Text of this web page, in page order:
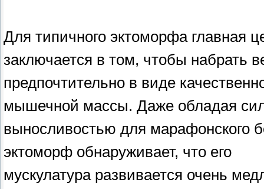
Для типичного эктоморфа главная
заключается в том, чтобы набрать
предпочтительно в виде
мышечной массы. Даже обладая
выносливостью для марафонского
эктоморф обнаруживает, что его
мускулатура развивается очень